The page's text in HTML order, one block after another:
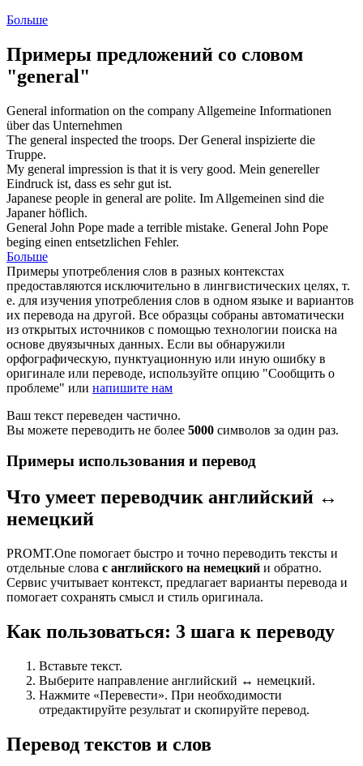
Больше
Примеры предложений со словом
"general"
General information on the company Allgemeine Informationen
über das Unternehmen
The general inspected the troops. DerGeneral inspizierte die
Truppe.
My general impression is that it is very good. Mein genereller
Eindruck ist, dass es sehr gut ist.
Japanese people in general are polite. Im Allgemeinen sind die
Japaner höflich.
General John Pope made a terrible mistake. General John Pope
beging einen entsetzlichen Fehler.
Больше
Примеры употребления слов в разных контекстах
предоставляются исключительно в лингвистических целях, т.
е. для изучения употребления слов в одном языке и вариантов
их перевода на другой. Все образцы собраны автоматически
из открытых источников с помощью технологии поиска на
основе двуязычных данных. Если вы обнаружили
орфографическую, пунктуационную или иную ошибку в
оригинале или переводе, используйте опцию "Сообщить о
проблеме" или напишите нам
Ваш текст переведен частично.
Вы можете переводить не более 5000 символов за один раз.
Примеры использования и перевод
Что умеет переводчик английский ↔
немецкий
PROMT.One помогает быстро и точно переводить тексты и
отдельные слова с английского на немецкий и обратно.
Сервис учитывает контекст, предлагает варианты перевода и
помогает сохранять смысл и стиль оригинала.
Как пользоваться: 3 шага к переводу
Вставьте текст.
Выберите направление английский ↔ немецкий.
Нажмите «Перевести». При необходимости
отредактируйте результат и скопируйте перевод.
Перевод текстов и слов